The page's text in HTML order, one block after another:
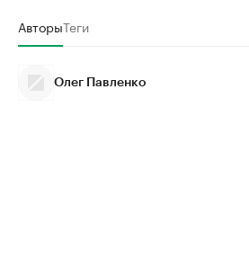
АвторыТеги
Олег Павленко